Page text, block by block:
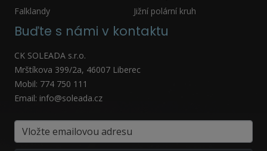
Falklandy
Jižní polární kruh
Buďte s námi v kontaktu
CK SOLEADA s.r.o.
Mrštíkova 399/2a, 46007 Liberec
Mobil: 774 750 111
Email: info@soleada.cz